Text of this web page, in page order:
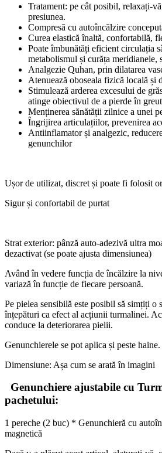
Tratament: pe cât posibil, relaxați-
presiunea.
Compresă cu autoîncălzire
Curea elastică înaltă, confortabilă,
Poate îmbunătăți eficient circulația
metabolismul și curăța meridianele,
Analgezie Quhan, prin dilatarea
Atenuează oboseala fizică locală și
Stimulează arderea excesului de
atinge obiectivul de a pierde în
Menținerea sănătății zilnice a unei
Îngrijirea articulațiilor, prevenirea
Antiinflamator și analgezic,
genunchilor
Ușor de utilizat, discret și poate fi folosit
Sigur și confortabil de purtat
Strat exterior: pânză auto-adezivă ultra
dezactivat (se poate ajusta dimensiunea)
Având în vedere funcția de încălzire la
variază în funcție de fiecare persoană.
Pe pielea sensibilă este posibil să simțiți o
înțepături ca efect al acțiunii turmalinei.
conduce la deteriorarea pielii.
Genunchierele se pot aplica și peste haine.
Dimensiune: Așa cum se arată în imagini
Genunchiere ajustabile cu
pachetului:
1 pereche (2 buc) * Genunchieră cu
magnetică